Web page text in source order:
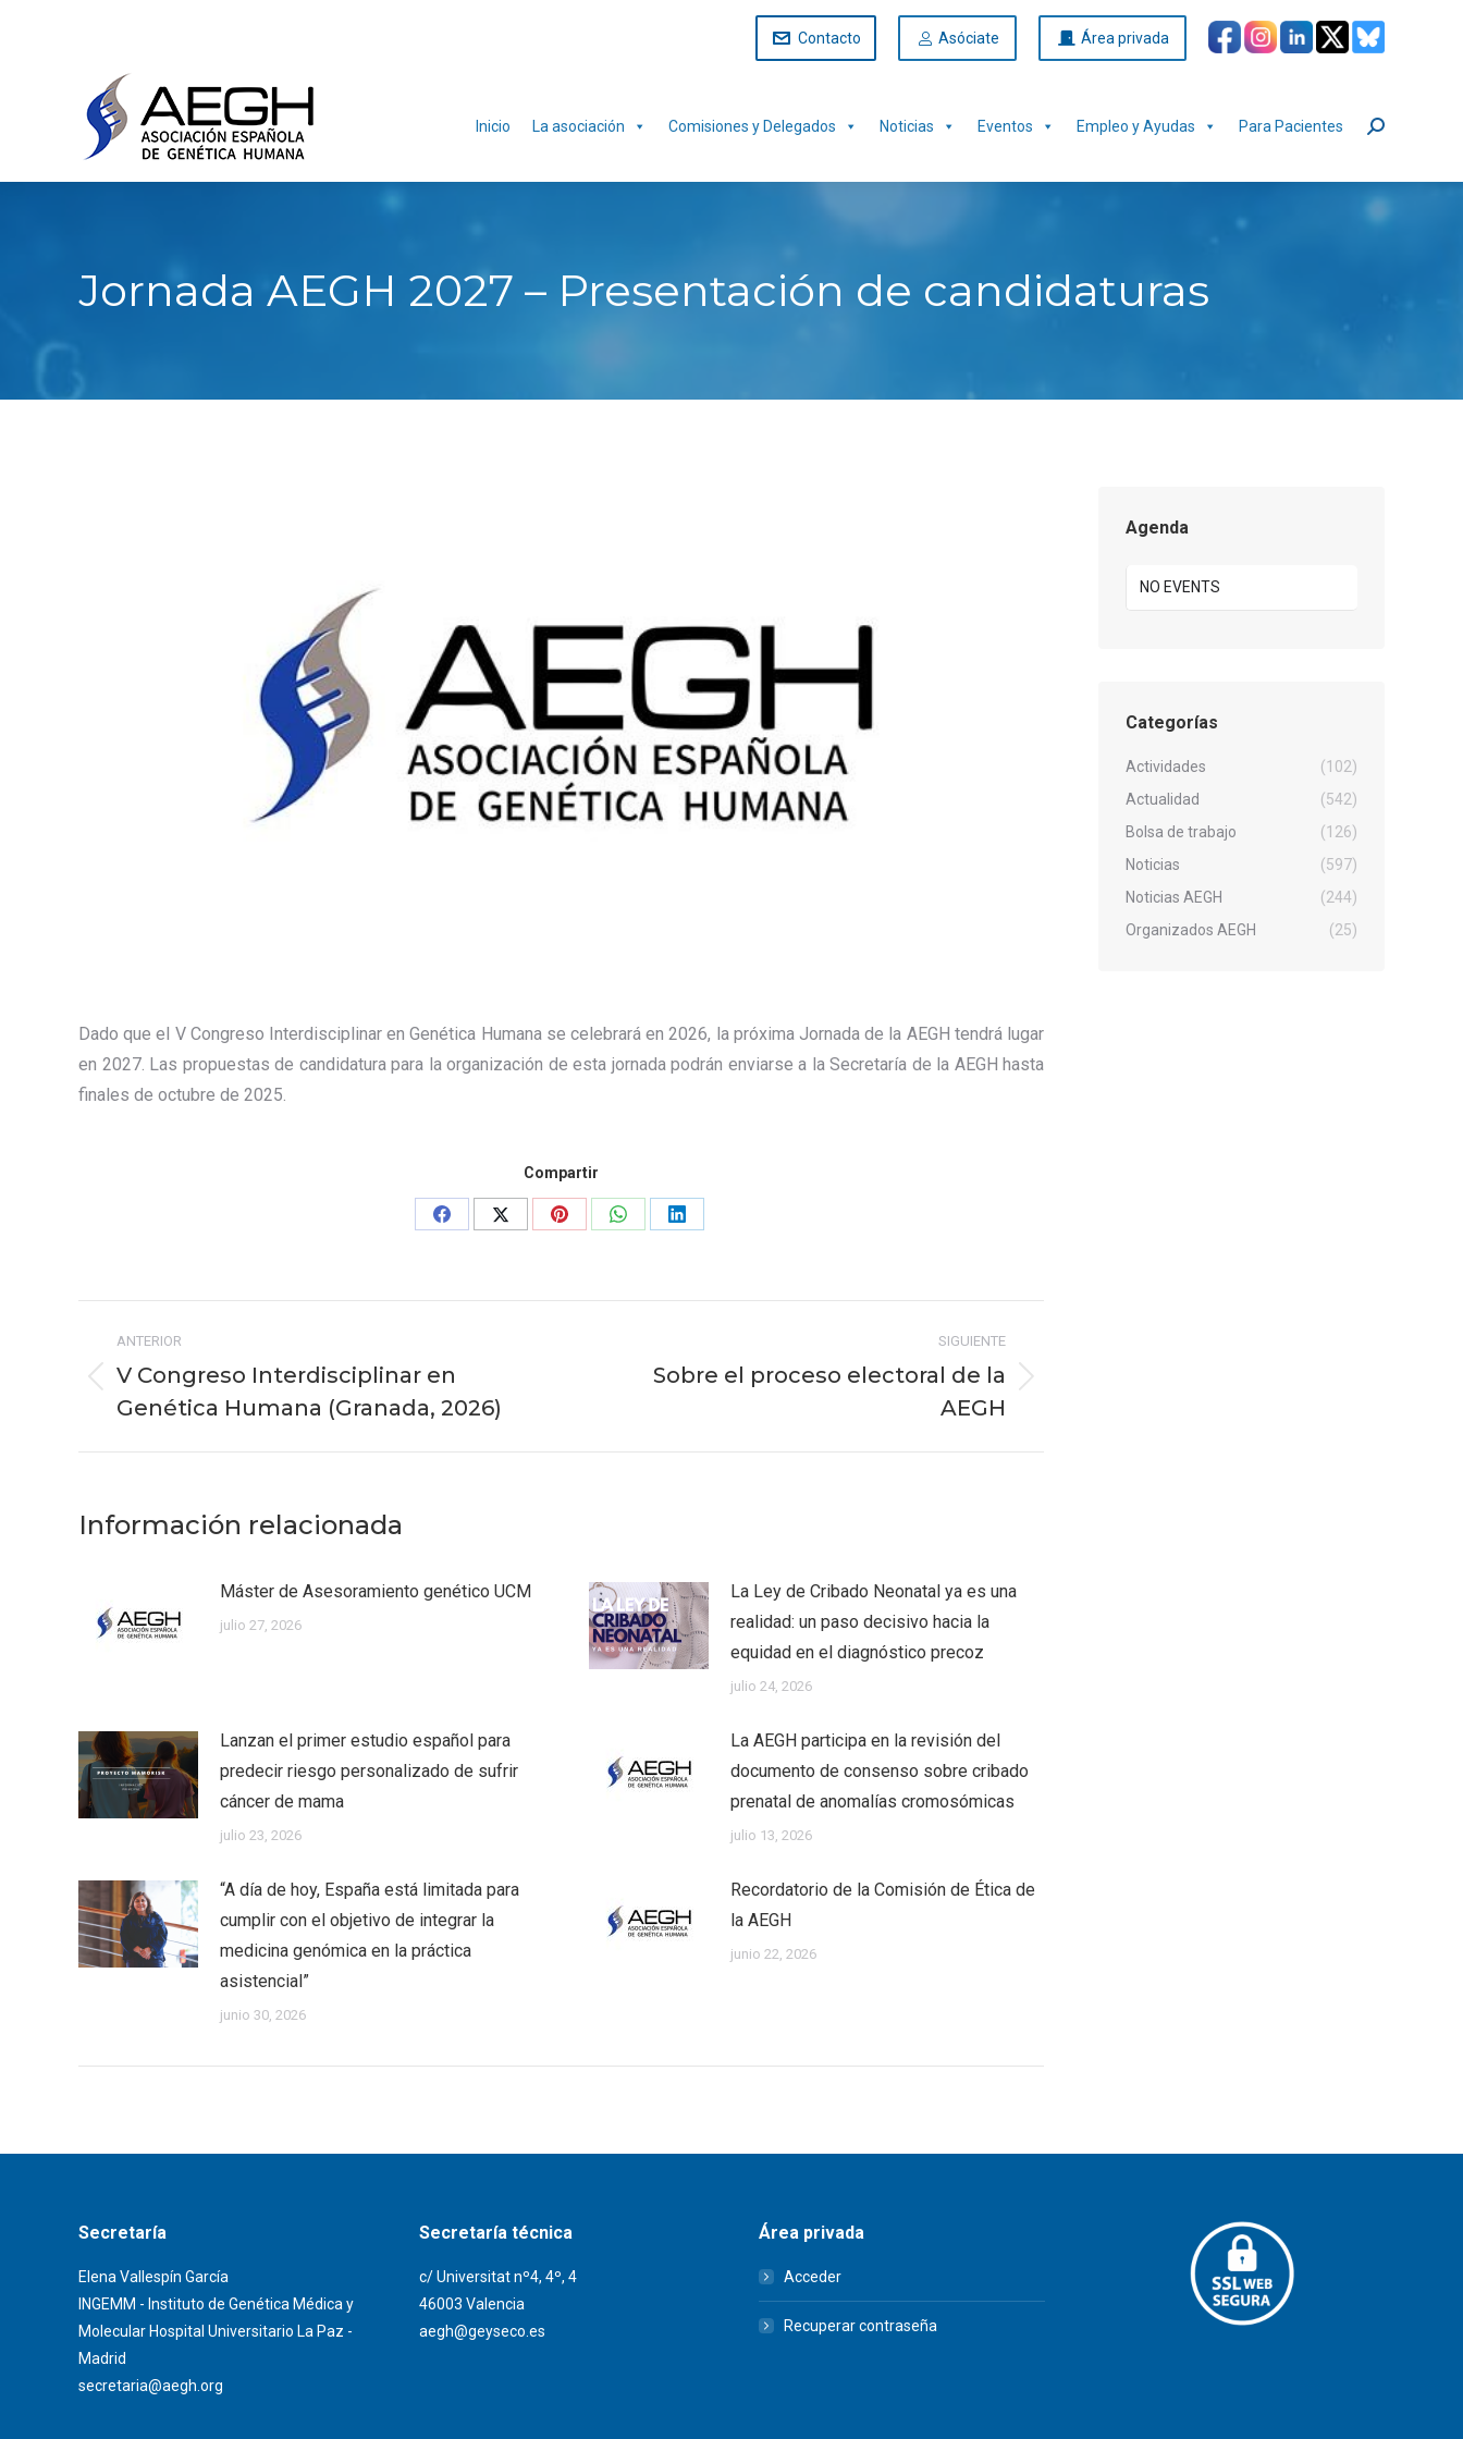
Contacto Asóciate Área privada
Inicio La asociación Comisiones y Delegados Noticias Eventos Empleo y Ayudas Para Pacientes Buscar:
Jornada AEGH 2027 – Presentación de candidaturas
Dado que el V Congreso Interdisciplinar en Genética Humana se celebrará en 2026, la próxima Jornada de la AEGH tendrá lugar
en 2027. Las propuestas de candidatura para la organización de esta jornada podrán enviarse a la Secretaría de la AEGH hasta
finales de octubre de 2025.
Compartir
Share
Share
Share
Share
Share
entre
publicaciones
ANTERIOR
Publicación
anterior:
V Congreso Interdisciplinar en
Genética Humana (Granada, 2026)
SIGUIENTE
Publicación
Sobre el proceso electoral de la
AEGH
Información relacionada
Máster de Asesoramiento genético UCM
julio 27, 2026
La Ley de Cribado Neonatal ya es una
realidad: un paso decisivo hacia la
equidad en el diagnóstico precoz
julio 24, 2026
Lanzan el primer estudio español para
predecir riesgo personalizado de sufrir
cáncer de mama
julio 23, 2026
La AEGH participa en la revisión del
documento de consenso sobre cribado
prenatal de anomalías cromosómicas
julio 13, 2026
“A día de hoy, España está limitada para
cumplir con el objetivo de integrar la
medicina genómica en la práctica
asistencial”
junio 30, 2026
Recordatorio de la Comisión de Ética de
la AEGH
junio 22, 2026
Agenda
NO EVENTS
Categorías
Actividades
(102)
Actualidad
(542)
Bolsa de trabajo
(126)
Noticias
(597)
Noticias AEGH
(244)
Organizados AEGH
(25)
Secretaría
Elena Vallespín García
INGEMM - Instituto de Genética Médica y
Molecular Hospital Universitario La Paz -
Madrid
secretaria@aegh.org
Secretaría técnica
c/ Universitat nº4, 4º, 4
46003 Valencia
aegh@geyseco.es
Área privada
Acceder
Recuperar contraseña